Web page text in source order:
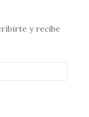
y recibe